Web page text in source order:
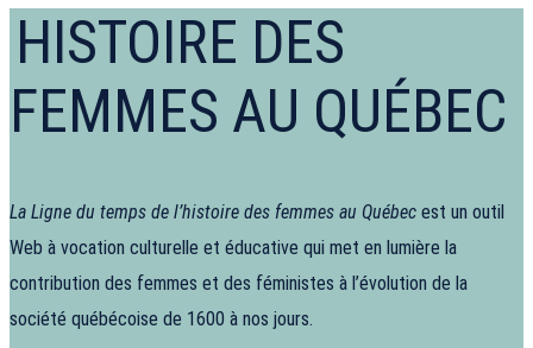
HISTOIRE DES
FEMMES AU QUÉBEC
La Ligne du temps de l’histoire des femmes au Québec est un outil
Web à vocation culturelle et éducative qui met en lumière la
contribution des femmes et des féministes à l’évolution de la
société québécoise de 1600 à nos jours.